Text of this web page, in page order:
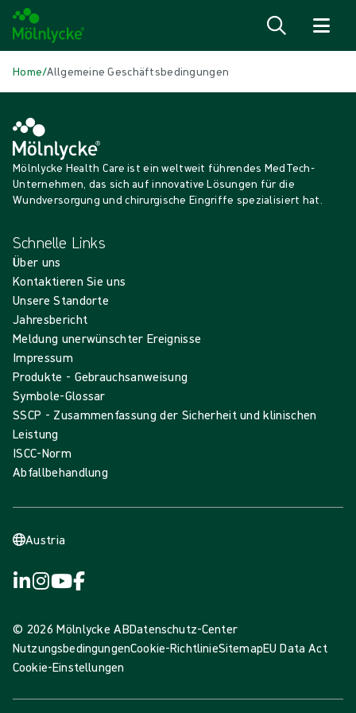
Home/Allgemeine Geschäftsbedingungen
Mölnlycke Health Care ist ein weltweit führendes MedTech-
Unternehmen, das sich auf innovative Lösungen für die
Wundversorgung und chirurgische Eingriffe spezialisiert hat.
Schnelle Links
Über uns
Kontaktieren Sie uns
Unsere Standorte
Jahresbericht
Meldung unerwünschter Ereignisse
Impressum
Produkte - Gebrauchsanweisung
Symbole-Glossar
SSCP - Zusammenfassung der Sicherheit und klinischen
Leistung
ISCC-Norm
Abfallbehandlung
Austria
© 2026 Mölnlycke ABDatenschutz-Center
NutzungsbedingungenCookie-RichtlinieSitemapEU Data Act
Cookie-Einstellungen